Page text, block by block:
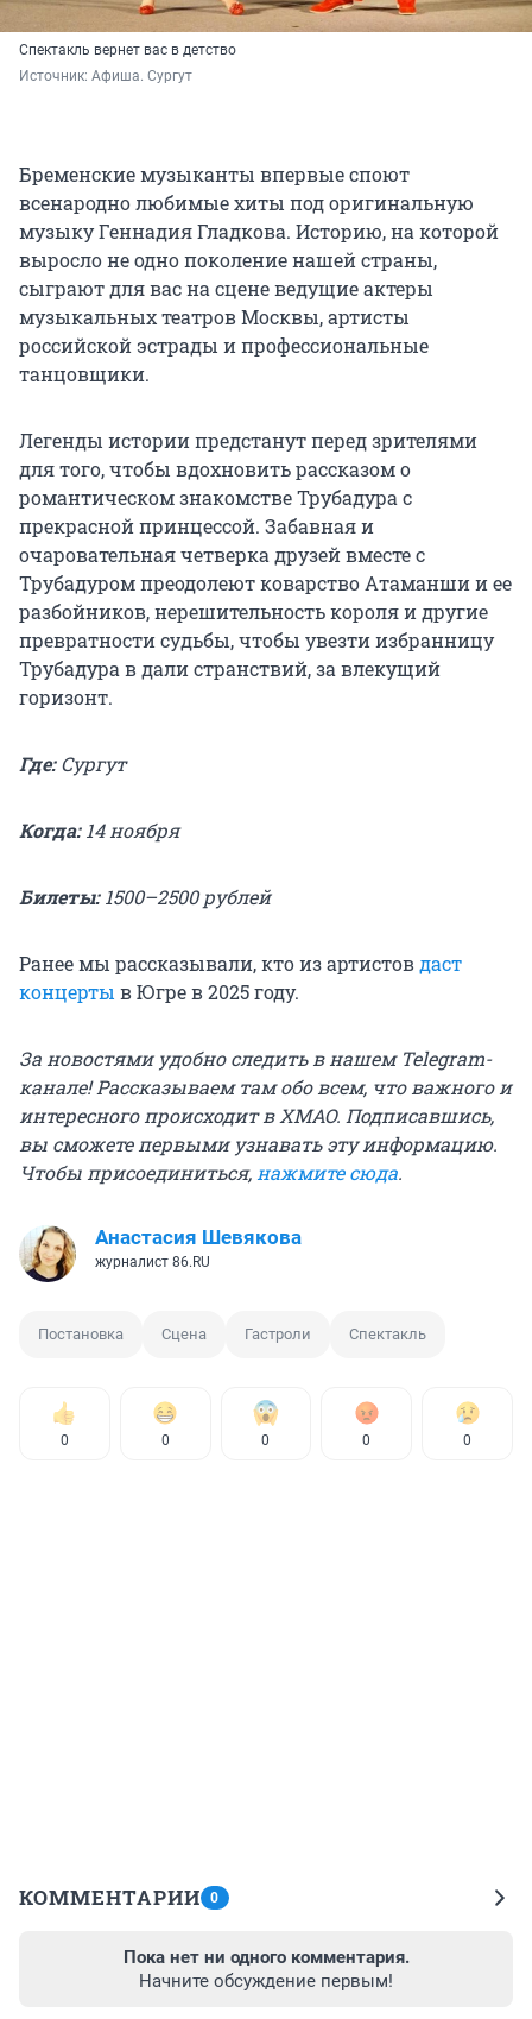
Спектакль вернет вас в детство
Источник: Афиша. Сургут
Бременские музыканты впервые споют
всенародно любимые хиты под оригинальную
музыку Геннадия Гладкова. Историю, на которой
выросло не одно поколение нашей страны,
сыграют для вас на сцене ведущие актеры
музыкальных театров Москвы, артисты
российской эстрады и профессиональные
танцовщики.
Легенды истории предстанут перед зрителями
для того, чтобы вдохновить рассказом о
романтическом знакомстве Трубадура с
прекрасной принцессой. Забавная и
очаровательная четверка друзей вместе с
Трубадуром преодолеют коварство Атаманши и ее
разбойников, нерешительность короля и другие
превратности судьбы, чтобы увезти избранницу
Трубадура в дали странствий, за влекущий
горизонт.
Где:Сургут
Когда:14 ноября
Билеты:1500–2500 рублей
Ранее мы рассказывали, кто из артистовдаст
концерты в Югре в 2025 году.
За новостями удобно следить в нашем Telegram-
канале! Рассказываем там обо всем, что важного и
интересного происходит в ХМАО. Подписавшись,
вы сможете первыми узнавать эту информацию.
Чтобы присоединиться,нажмите сюда.
Анастасия Шевякова
журналист 86.RU
Постановка Сцена Гастроли Спектакль
0 0 0 0 0
КОММЕНТАРИИ 0
Пока нет ни одного комментария.
Начните обсуждение первым!